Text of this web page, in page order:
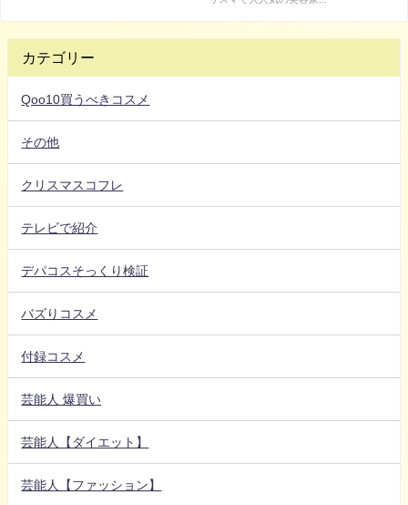
カテゴリー
Qoo10買うべきコスメ
その他
クリスマスコフレ
テレビで紹介
デパコスそっくり検証
バズりコスメ
付録コスメ
芸能人 爆買い
芸能人【ダイエット】
芸能人【ファッション】